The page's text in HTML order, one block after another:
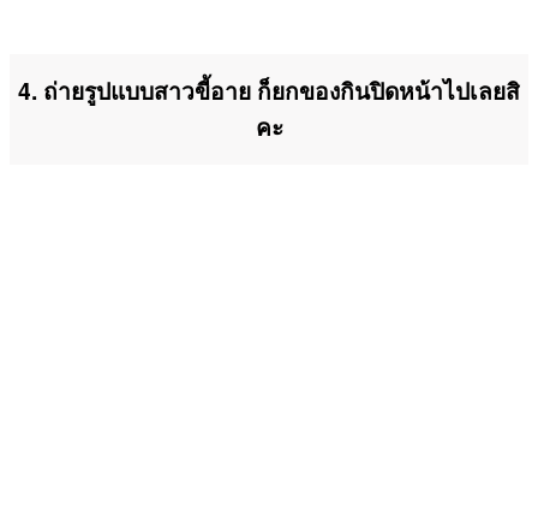
4. ถ่ายรูปแบบสาวขี้อาย ก็ยกของกินปิดหน้าไปเลยสิ
คะ